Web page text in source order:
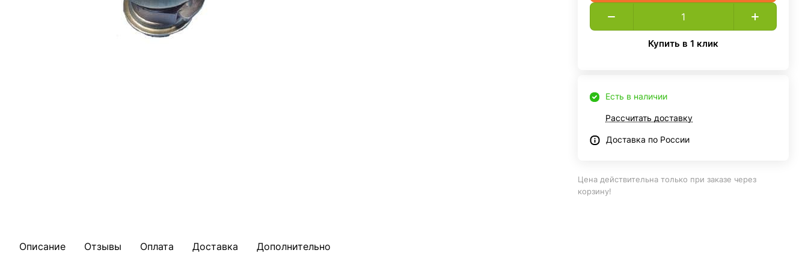
Купить в 1 клик
Есть в наличии
Рассчитать доставку
Доставка по России
Цена действительна только при заказе через
корзину!
Описание Отзывы Оплата Доставка Дополнительно